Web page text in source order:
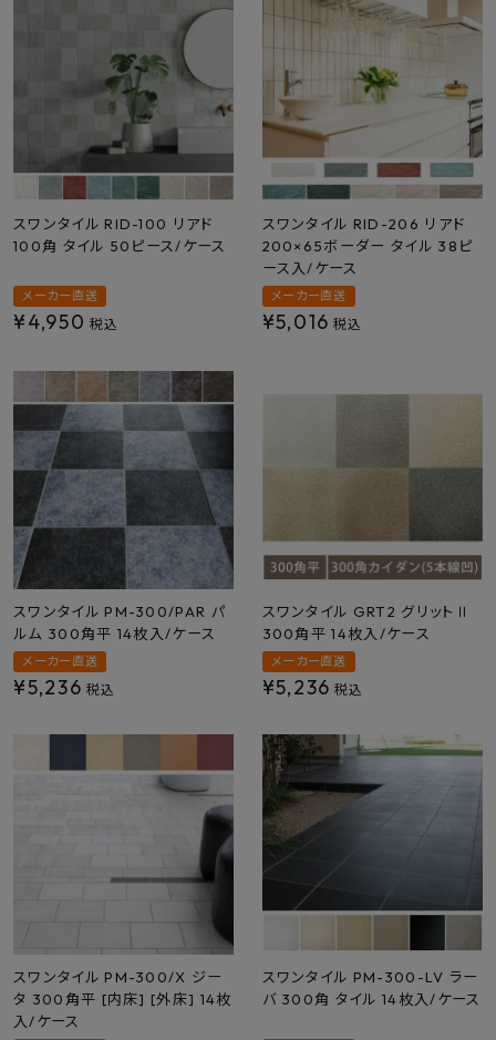
FAX注文はこちらから
カテゴリーから選ぶ
メーカーから選ぶ
よくあるご質問
メルマガ登録
特定商取引法について
プライバシーポリシー
スワンタイル RID-100 リアド
100角 タイル 50ピース/ケース
メーカー直送
¥4,950 税込
スワンタイル RID-206 リアド
200×65ボーダー タイル 38ピ
ース入/ケース
メーカー直送
¥5,016 税込
スワンタイル PM-300/PAR パ
ルム 300角平 14枚入/ケース
メーカー直送
¥5,236 税込
スワンタイル GRT2 グリットⅡ
300角平 14枚入/ケース
メーカー直送
¥5,236 税込
スワンタイル PM-300/X ジー
タ 300角平 [内床] [外床] 14枚
入/ケース
スワンタイル PM-300-LV ラー
バ 300角 タイル 14枚入/ケース